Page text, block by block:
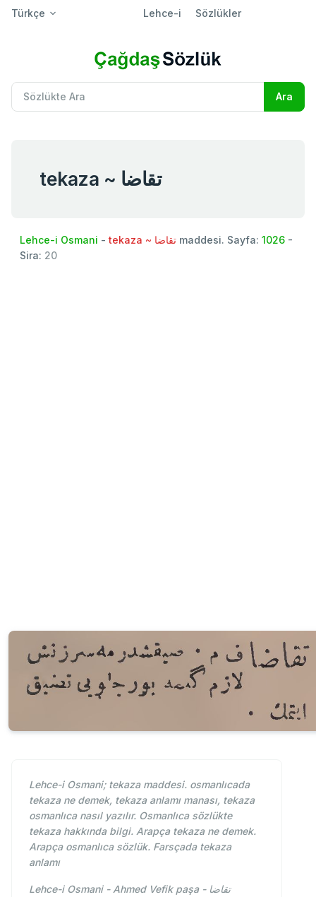
Türkçe Lehce-i Sözlükler
tekaza ~ تقاضا
Lehce-i Osmani - tekaza ~ تقاضا maddesi. Sayfa: 1026 -
Sira: 20
Lehce-i Osmani; tekaza maddesi. osmanlıcada
tekaza ne demek, tekaza anlamı manası, tekaza
osmanlıca nasıl yazılır. Osmanlıca sözlükte
tekaza hakkında bilgi. Arapça tekaza ne demek.
Arapça osmanlıca sözlük. Farsçada tekaza
anlamı
Lehce-i Osmani - Ahmed Vefik paşa - تقاضا